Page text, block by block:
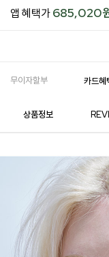
앱 혜택가685,020
무이자할부 카드혜
상품정보